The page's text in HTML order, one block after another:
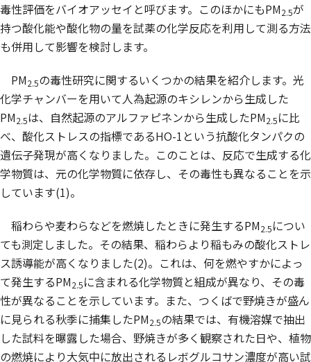
毒性評価をバイオアッセイと呼びます。このほかにもPM2.5が
持つ酸化能や酸化物の量を試薬の化学反応を利用して測る方法
も併用して影響を検討します。
PM2.5の毒性研究に関するいくつかの結果を紹介します。光
化学チャンバーを用いて人為起源のキシレンから生成した
PM2.5は、自然起源のアルファピネンから生成したPM2.5に比
べ、酸化ストレスの指標であるHO-1という抗酸化タンパクの
遺伝子発現が高くなりました。このことは、反応で生成する化
学物質は、元の化学物質に依存し、その毒性も異なることを示
しています(1)。
稲わらや麦わらなどを燃焼したときに発生するPM2.5につい
ても測定しました。その結果、稲わらより稲もみの酸化ストレ
ス誘導能が高くなりました(2)。これは、何を燃やすかによっ
て発生するPM2.5に含まれる化学物質と組成が異なり、その毒
性が異なることを示しています。また、つくばで野焼きが盛ん
に見られる秋季に捕集したPM2.5の結果では、有機溶媒で抽出
した試料を曝露した場合、野焼きが多く観察された日や、植物
の燃焼により大気中に放出されるレボグルコサン濃度が高い試